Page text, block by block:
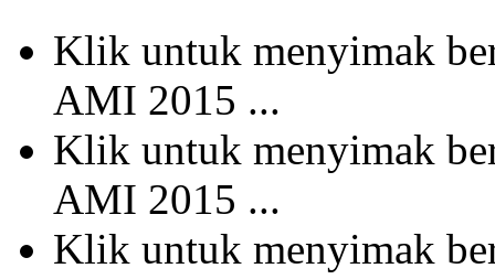
Klik untuk menyimak
AMI 2015 ...
Klik untuk menyimak
AMI 2015 ...
Klik untuk menyimak